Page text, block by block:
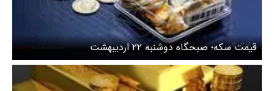
قیمت سکه؛ صبحگاه دوشنبه ۲۲ اردیبهشت